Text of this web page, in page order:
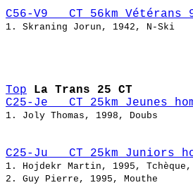
C56-V9   CT 56km
1. Skraning Jorun,
Top
La Trans 25 CT
C25-Je   CT 25km
1. Joly Thomas,
C25-Ju   CT 25km
1. Hojdekr Martin, 1995,
2. Guy Pierre,